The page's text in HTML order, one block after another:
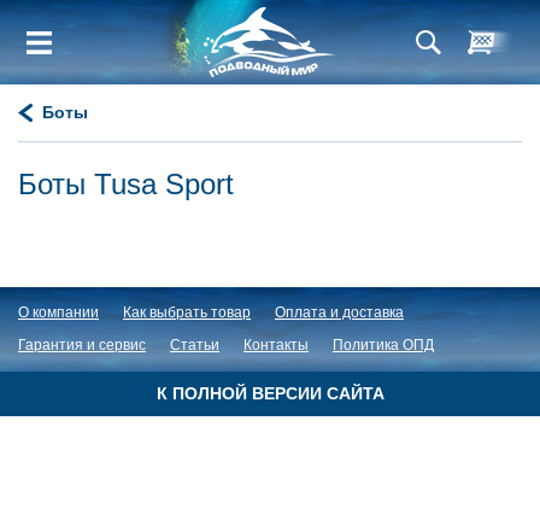
Боты
Боты Tusa Sport
О компании Как выбрать товар
Оплата и доставка
Гарантия и сервис
Статьи Контакты Политика ОПД
К ПОЛНОЙ ВЕРСИИ САЙТА